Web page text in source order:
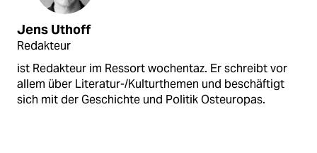
Jens Uthoff
Redakteur
ist Redakteur im Ressort wochentaz. Er schreibt vor
allem über Literatur-/Kulturthemen und beschäftigt
sich mit der Geschichte und Politik Osteuropas.